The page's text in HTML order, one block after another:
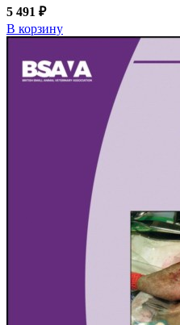
5 491 ₽
В корзину